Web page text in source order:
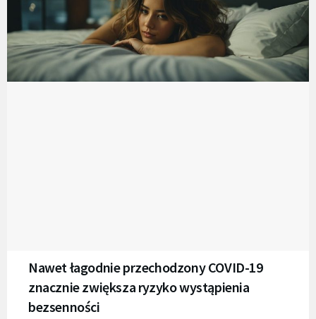
Nawet łagodnie przechodzony COVID-19
znacznie zwiększa ryzyko wystąpienia
bezsenności